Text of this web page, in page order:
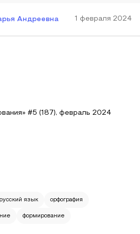
Андреевна 1 февраля 2024
#5 (187), февраль 2024
русский язык орфография
формирование